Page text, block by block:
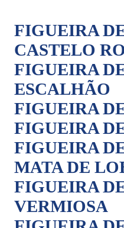
FIGUEIRA
CASTELO
FIGUEIRA
ESCALHÃO
FIGUEIRA
FIGUEIRA
FIGUEIRA
MATA DE
FIGUEIRA
VERMIOSA